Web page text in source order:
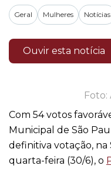
Geral Mulheres Notícias
Ouvir esta notícia
Com 54 votos
Municipal de São
definitiva votação, na
quarta-feira (30/6), o